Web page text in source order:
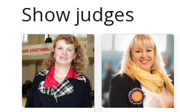
Show judges